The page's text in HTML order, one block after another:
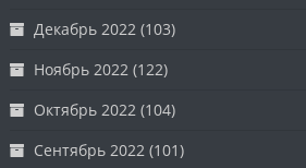
Декабрь 2022 (103)
Ноябрь 2022 (122)
Октябрь 2022 (104)
Сентябрь 2022 (101)